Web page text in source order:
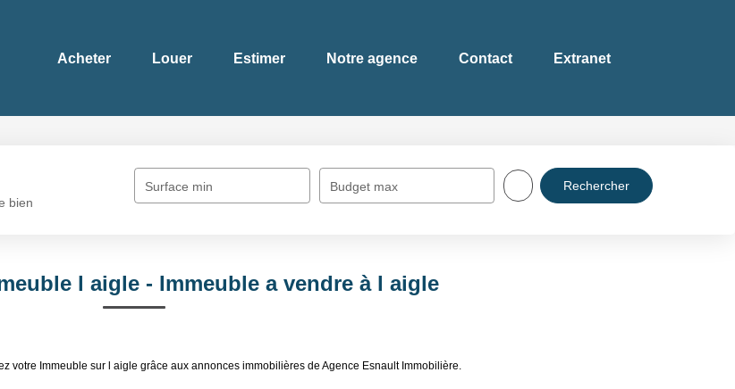
Acheter Louer Estimer Notre agence Contact Extranet
bien
Surface min Budget max
l aigle - Immeuble a vendre à l aigle
Immeuble sur l aigle grâce aux annonces immobilières de Agence Esnault Immobilière.